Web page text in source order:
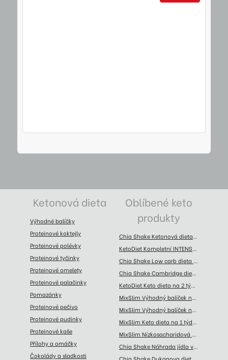
Ketonová dieta
Výhodné balíčky
Proteinové koktejly
Proteinové polévky
Proteinové tyčinky
Proteinové omelety
Proteinové palačinky
Pomazánky
Proteinové pečivo
Proteinové pudinky
Proteinové kaše
Přílohy a omáčky
Čokolády a sladkosti
Oblíbené keto
produkty